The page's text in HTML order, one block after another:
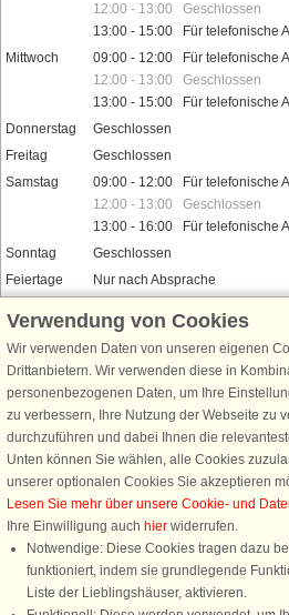
12:00 - 13:00 Geschlossen
13:00 - 15:00 Für telefonische
Mittwoch
09:00 - 12:00 Für telefonische
12:00 - 13:00 Geschlossen
13:00 - 15:00 Für telefonische
Donnerstag
Geschlossen
Freitag
Geschlossen
Samstag
09:00 - 12:00 Für telefonische
12:00 - 13:00 Geschlossen
13:00 - 16:00 Für telefonische
Sonntag
Geschlossen
Feiertage
Nur nach Absprache
Schließen Sie sich 100.000
Erhalten Sie einen Willkommensgutschein
Ferienhausurlaub - melden Sie sich
an. Verpassen Sie nie wieder exklusive
Urlaubstipps!
Newsletter
Verwendung von Cookies
Wir verwenden Daten von unseren eigenen
Drittanbietern. Wir verwenden diese in
personenbezogenen Daten, um Ihre
zu verbessern, Ihre Nutzung der Webseite zu
durchzuführen und dabei Ihnen die
Unten können Sie wählen, alle Cookies
unserer optionalen Cookies Sie akzeptieren
Lesen Sie mehr über unsere Cookie- und
Ihre Einwilligung auch hier widerrufen.
Notwendige: Diese Cookies tragen dazu
funktioniert, indem sie grundlegende
Liste der Lieblingshäuser, aktivieren.